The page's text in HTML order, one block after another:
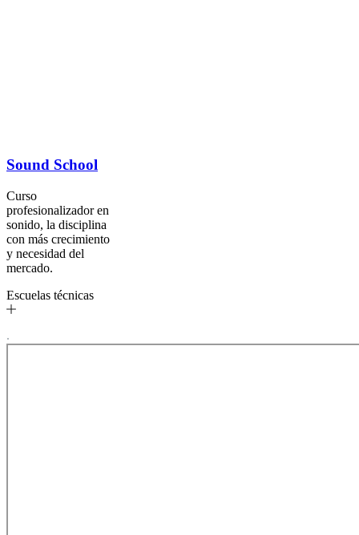
Sound School
Curso
profesionalizador en
sonido, la disciplina
con más crecimiento
y necesidad del
mercado.
Escuelas técnicas